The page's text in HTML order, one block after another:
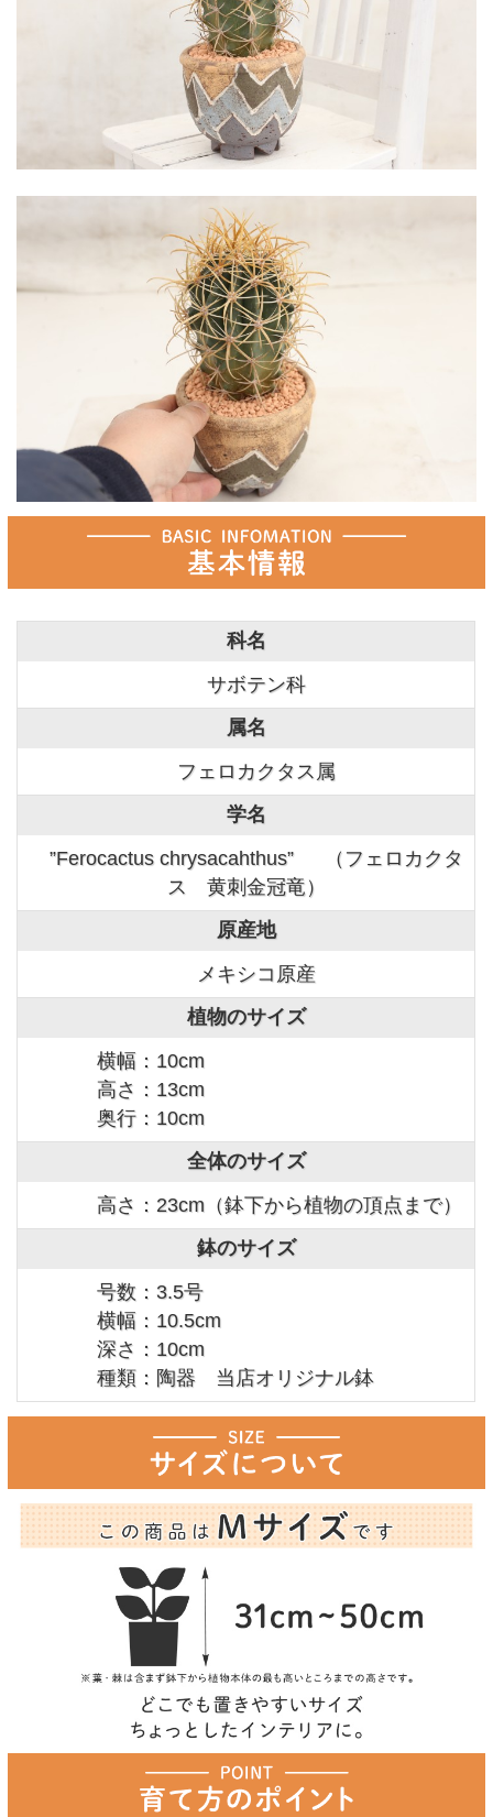
科名
サボテン科
属名
フェロカクタス属
学名
”Ferocactus chrysacahthus” （フェロカクタ
ス 黄刺金冠竜）
原産地
メキシコ原産
植物のサイズ
横幅：10cm
高さ：13cm
奥行：10cm
全体のサイズ
高さ：23cm（鉢下から植物の頂点まで）
鉢のサイズ
号数：3.5号
横幅：10.5cm
深さ：10cm
種類：陶器 当店オリジナル鉢